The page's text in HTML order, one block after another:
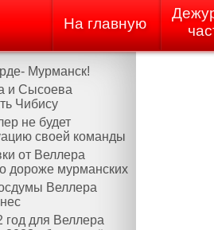
На главную
Мурманск!
и Сысоева
Чибису
не будет
своей команды
от Веллера
дороже мурманских
Веллера
год для Веллера